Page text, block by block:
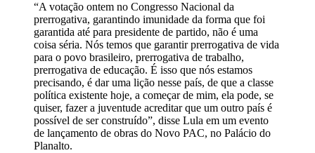
“A votação ontem no Congresso Nacional da
prerrogativa, garantindo imunidade da forma que foi
garantida até para presidente de partido, não é uma
coisa séria. Nós temos que garantir prerrogativa de vida
para o povo brasileiro, prerrogativa de trabalho,
prerrogativa de educação. É isso que nós estamos
precisando, é dar uma lição nesse país, de que a classe
política existente hoje, a começar de mim, ela pode, se
quiser, fazer a juventude acreditar que um outro país é
possível de ser construído”, disse Lula em um evento
de lançamento de obras do Novo PAC, no Palácio do
Planalto.